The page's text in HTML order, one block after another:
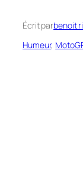
Écrit parbenoit
Humeur,